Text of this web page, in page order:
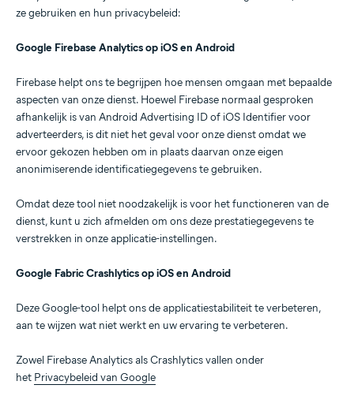
ze gebruiken en hun privacybeleid:
Google Firebase Analytics op iOS en Android
Firebase helpt ons te begrijpen hoe mensen omgaan met bepaalde
aspecten van onze dienst. Hoewel Firebase normaal gesproken
afhankelijk is van Android Advertising ID of iOS Identifier voor
adverteerders, is dit niet het geval voor onze dienst omdat we
ervoor gekozen hebben om in plaats daarvan onze eigen
anonimiserende identificatiegegevens te gebruiken.
Omdat deze tool niet noodzakelijk is voor het functioneren van de
dienst, kunt u zich afmelden om ons deze prestatiegegevens te
verstrekken in onze applicatie-instellingen.
Google Fabric Crashlytics op iOS en Android
Deze Google-tool helpt ons de applicatiestabiliteit te verbeteren,
aan te wijzen wat niet werkt en uw ervaring te verbeteren.
Zowel Firebase Analytics als Crashlytics vallen onder
het Privacybeleid van Google